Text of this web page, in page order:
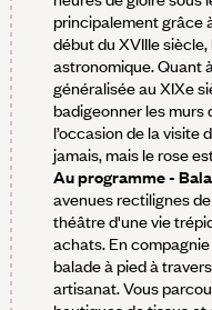
principalement grâce
début du XVIIIe
astronomique. Quant
généralisée au XIXe
badigeonner les murs
l’occasion de la visite
jamais, mais le rose
Au programme -
avenues rectilignes
théâtre d'une vie
achats. En
balade à pied à
artisanat. Vous